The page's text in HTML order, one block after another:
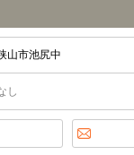
山市池尻中
し